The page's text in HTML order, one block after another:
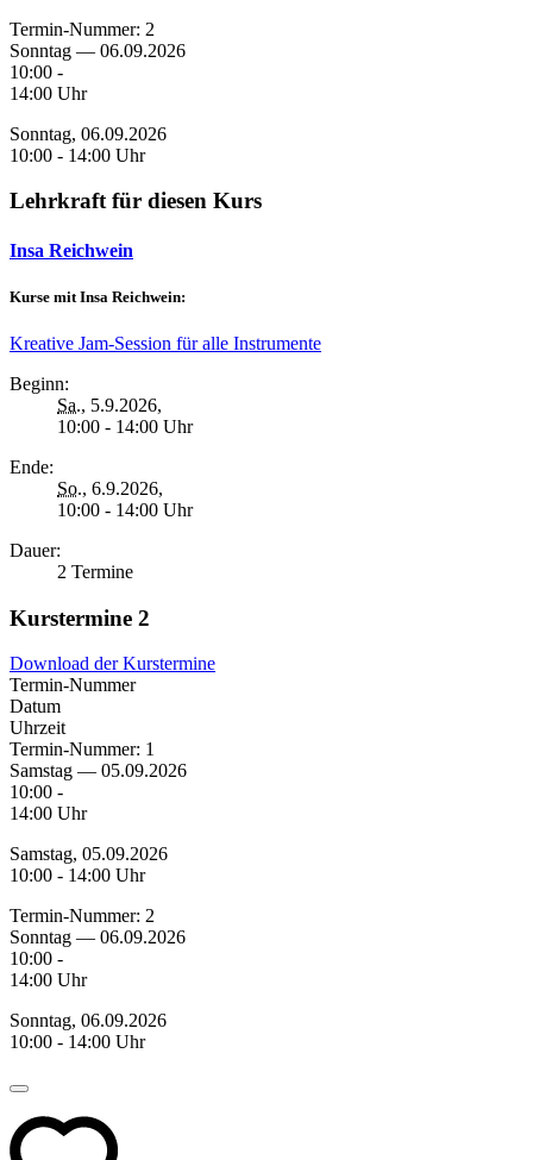
Termin-Nummer: 2
Sonntag — 06.09.2026
10:00 -
14:00 Uhr
Sonntag, 06.09.2026
10:00 - 14:00 Uhr
Lehrkraft für diesen Kurs
Insa Reichwein
Kurse mit Insa Reichwein:
Kreative Jam-Session für alle Instrumente
Beginn:
Sa., 5.9.2026,
10:00 - 14:00 Uhr
Ende:
So., 6.9.2026,
10:00 - 14:00 Uhr
Dauer:
2 Termine
Kurstermine 2
Download der Kurstermine
Termin-Nummer
Datum
Uhrzeit
Termin-Nummer: 1
Samstag — 05.09.2026
10:00 -
14:00 Uhr
Samstag, 05.09.2026
10:00 - 14:00 Uhr
Termin-Nummer: 2
Sonntag — 06.09.2026
10:00 -
14:00 Uhr
Sonntag, 06.09.2026
10:00 - 14:00 Uhr